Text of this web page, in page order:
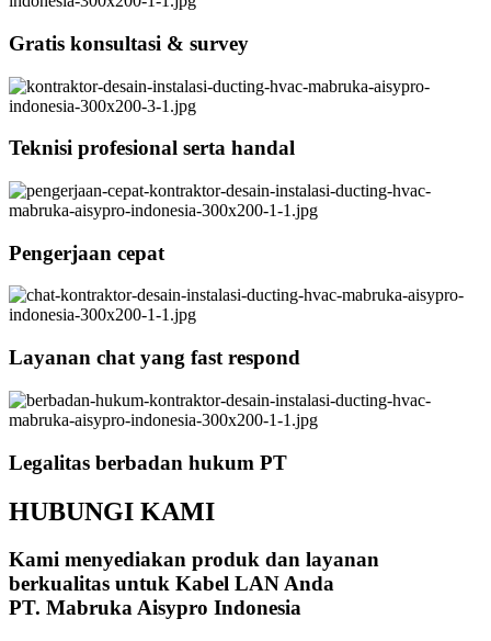
Gratis konsultasi & survey
Teknisi profesional serta handal
Pengerjaan cepat
Layanan chat yang fast respond
Legalitas berbadan hukum PT
HUBUNGI KAMI
Kami menyediakan produk dan layanan
berkualitas untuk Kabel LAN Anda
PT. Mabruka Aisypro Indonesia